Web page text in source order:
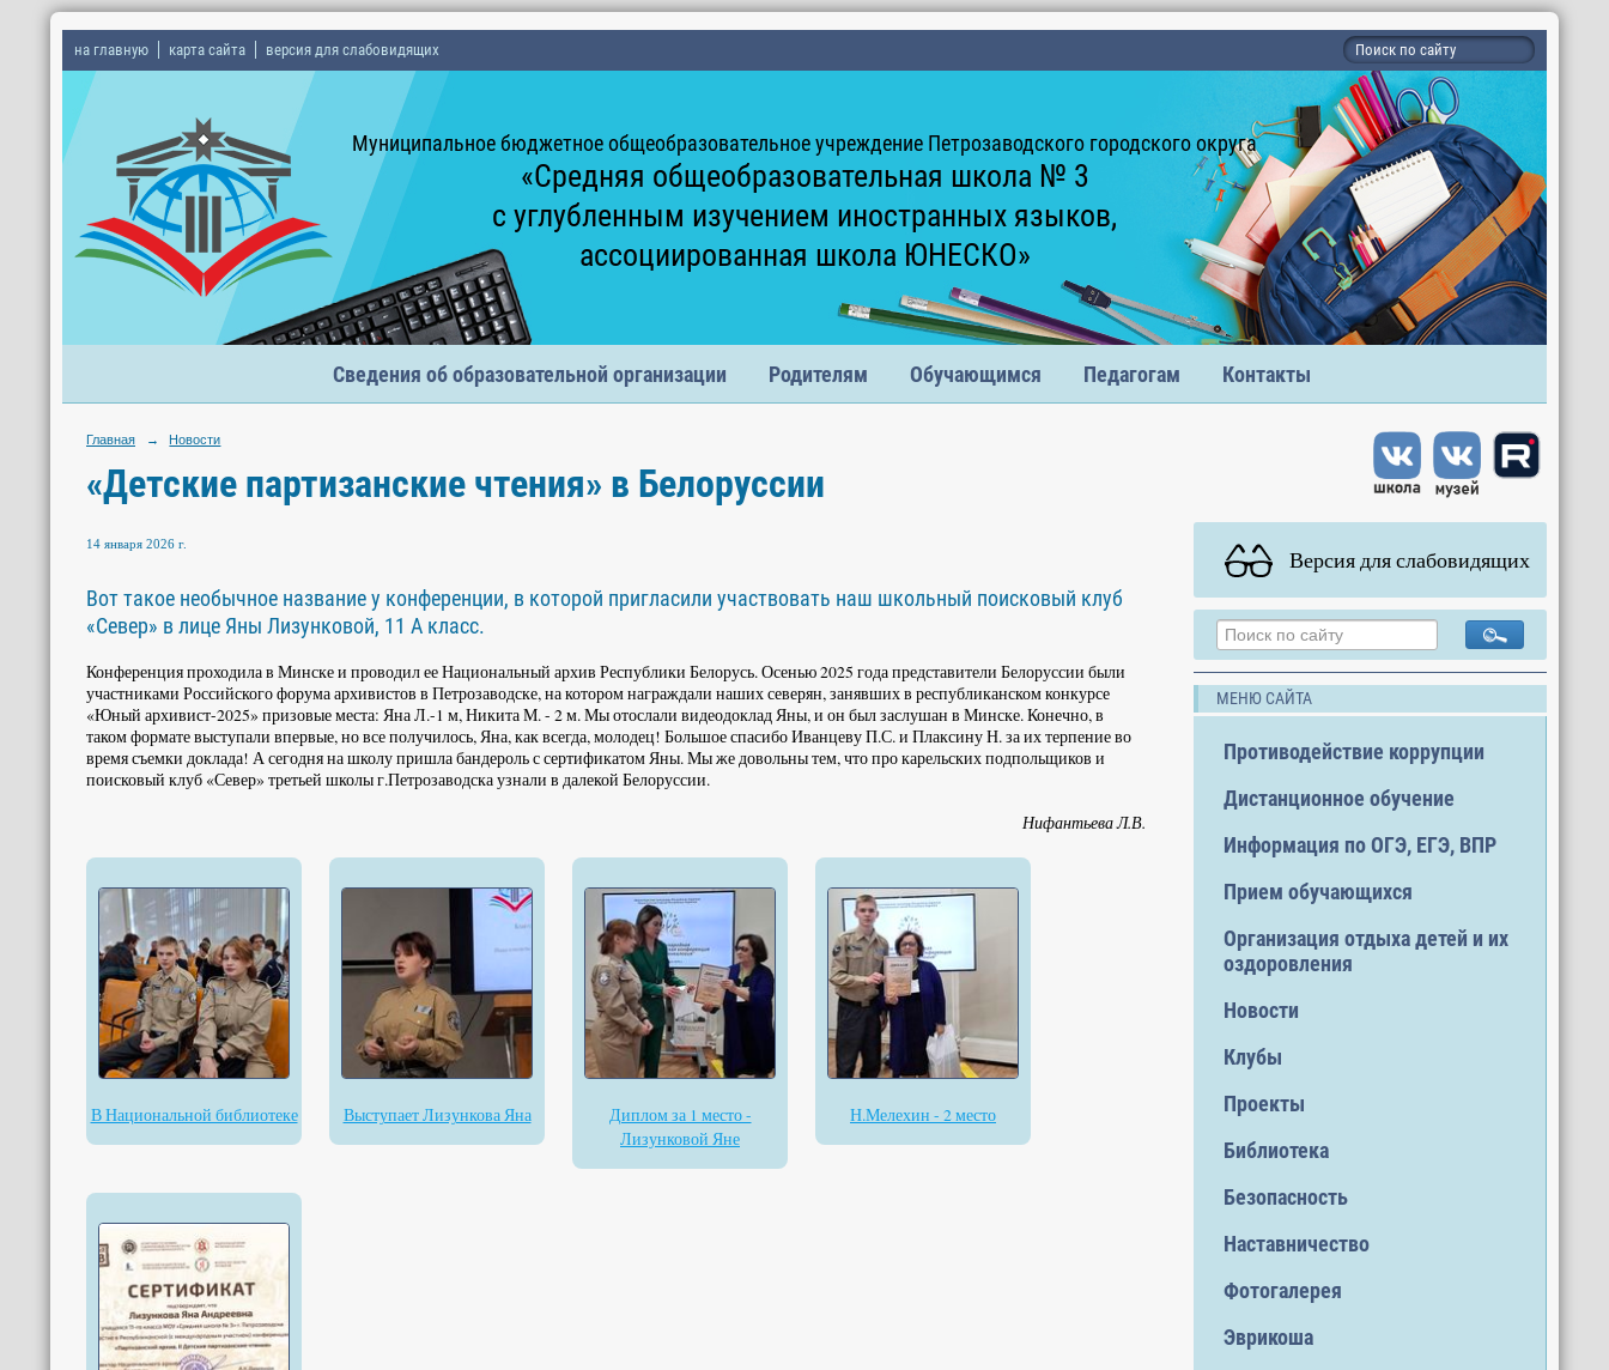
на главную карта сайта версия для слабовидящих
Муниципальное бюджетное общеобразовательное учреждение Петрозаводского городского округа
«Средняя общеобразовательная школа № 3
с углубленным изучением иностранных языков,
ассоциированная школа ЮНЕСКО»
Сведения об образовательной организации Родителям Обучающимся Педагогам Контакты
Главная → Новости
«Детские партизанские чтения» в Белоруссии
14 января 2026 г.
Вот такое необычное название у конференции, в которой пригласили участвовать наш школьный поисковый клуб
«Север» в лице Яны Лизунковой, 11 А класс.
Конференция проходила в Минске и проводил ее Национальный архив Республики Белорусь. Осенью 2025 года представители Белоруссии были
участниками Российского форума архивистов в Петрозаводске, на котором награждали наших северян, занявших в республиканском конкурсе
«Юный архивист-2025» призовые места: Яна Л.-1 м, Никита М. - 2 м. Мы отослали видеодоклад Яны, и он был заслушан в Минске. Конечно, в
таком формате выступали впервые, но все получилось, Яна, как всегда, молодец! Большое спасибо Иванцеву П.С. и Плаксину Н. за их терпение во
время съемки доклада! А сегодня на школу пришла бандероль с сертификатом Яны. Мы же довольны тем, что про карельских подпольщиков и
поисковый клуб «Север» третьей школы г.Петрозаводска узнали в далекой Белоруссии.
Нифантьева Л.В.
В Национальной библиотеке Выступает Лизункова Яна
Диплом за 1 место -
Лизунковой Яне
Н.Мелехин - 2 место
Версия для слабовидящих
МЕНЮ САЙТА
Противодействие коррупции
Дистанционное обучение
Информация по ОГЭ, ЕГЭ, ВПР
Прием обучающихся
Организация отдыха детей и их
оздоровления
Новости
Клубы
Проекты
Библиотека
Безопасность
Наставничество
Фотогалерея
Эврикоша